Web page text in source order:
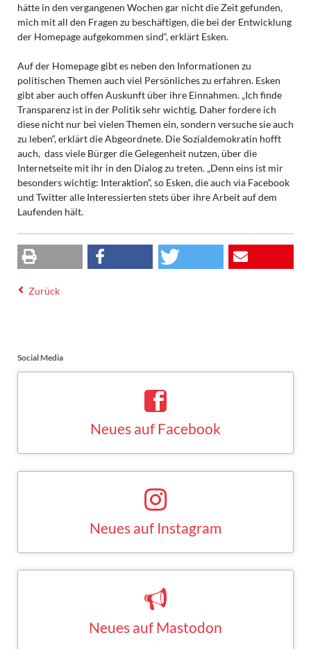
hätte in den vergangenen Wochen gar nicht die Zeit gefunden,
mich mit all den Fragen zu beschäftigen, die bei der Entwicklung
der Homepage aufgekommen sind“, erklärt Esken.
Auf der Homepage gibt es neben den Informationen zu
politischen Themen auch viel Persönliches zu erfahren. Esken
gibt aber auch offen Auskunft über ihre Einnahmen. „Ich finde
Transparenz ist in der Politik sehr wichtig. Daher fordere ich
diese nicht nur bei vielen Themen ein, sondern versuche sie auch
zu leben“, erklärt die Abgeordnete. Die Sozialdemokratin hofft
auch, dass viele Bürger die Gelegenheit nutzen, über die
Internetseite mit ihr in den Dialog zu treten. „Denn eins ist mir
besonders wichtig: Interaktion“, so Esken, die auch via Facebook
und Twitter alle Interessierten stets über ihre Arbeit auf dem
Laufenden hält.
Zurück
Social Media